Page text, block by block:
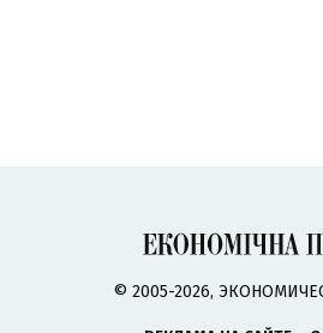
© 2005-2026,